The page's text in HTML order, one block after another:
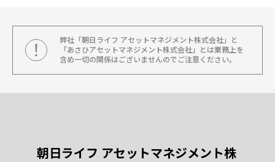
弊社「朝日ライフ アセットマネジメント株式会社」と
「あさひアセットマネジメント株式会社」とは業務上を
含め一切の関係はございませんのでご注意ください。
朝日ライフ アセットマネジメント株